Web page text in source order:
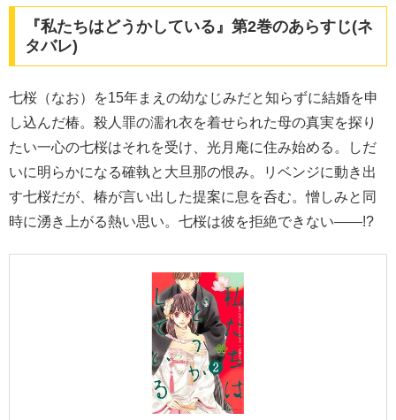
『私たちはどうかしている』第2巻のあらすじ(ネ
タバレ)
七桜（なお）を15年まえの幼なじみだと知らずに結婚を申
し込んだ椿。殺人罪の濡れ衣を着せられた母の真実を探り
たい一心の七桜はそれを受け、光月庵に住み始める。しだ
いに明らかになる確執と大旦那の恨み。リベンジに動き出
す七桜だが、椿が言い出した提案に息を呑む。憎しみと同
時に湧き上がる熱い思い。七桜は彼を拒絶できない――!?